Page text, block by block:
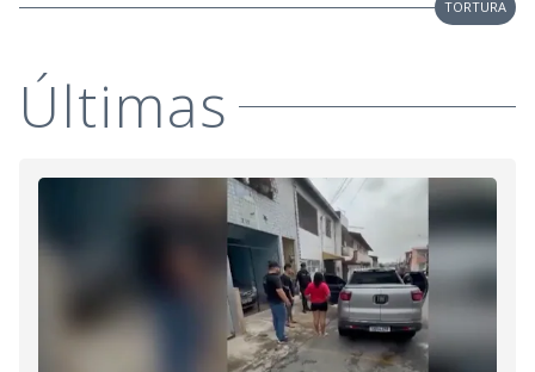
V
i
d
e
o
d TORTURA
Últimas